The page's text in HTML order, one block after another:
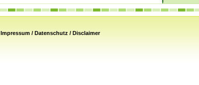
Impressum / Datenschutz / Disclaimer